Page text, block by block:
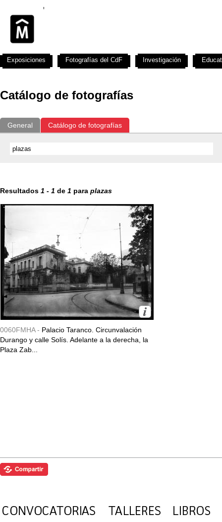
Catálogo de fotografías
General Catálogo de fotografías
Resultados 1 - 1 de 1 para plazas
0060FMHA - Palacio Taranco. Circunvalación
Durango y calle Solís. Adelante a la derecha, la
Plaza Zab...
Exposiciones Fotografías del CdF Investigación